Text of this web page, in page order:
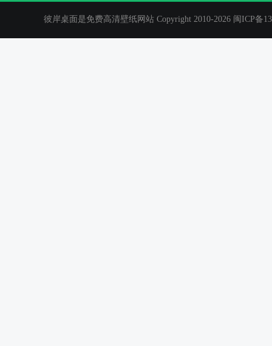
彼岸桌面是免费高清壁纸网站 Copyright 2010-2026 闽ICP备